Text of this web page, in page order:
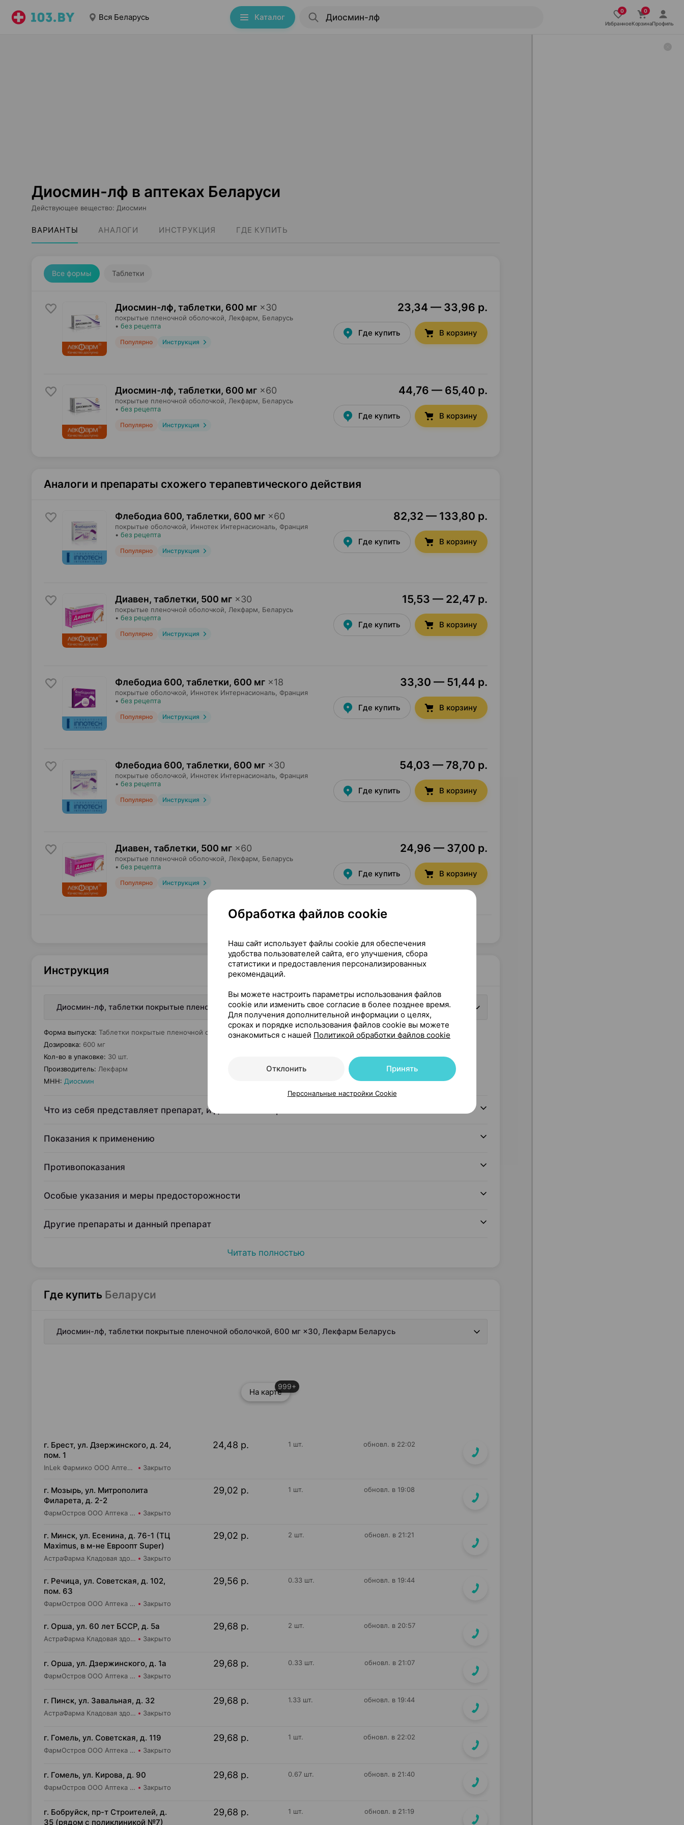
Вся Беларусь Каталог
ИзбранноеКорзинаПрофиль
Диосмин-лф в аптеках Беларуси
Действующее вещество: Диосмин
ВАРИАНТЫ АНАЛОГИ ИНСТРУКЦИЯ ГДЕ КУПИТЬ
Все формы Таблетки
Диосмин-лф, таблетки, 600 мг ×30
покрытые пленочной оболочкой, Лекфарм , Беларусь
• без рецепта
Популярно Инструкция
23,34 — 33,96 р.
Где купить В корзину
Диосмин-лф, таблетки, 600 мг ×60
покрытые пленочной оболочкой, Лекфарм , Беларусь
• без рецепта
Популярно Инструкция
44,76 — 65,40 р.
Где купить В корзину
Аналоги и препараты схожего терапевтического действия
Флебодиа 600, таблетки, 600 мг ×60
покрытые оболочкой, Иннотек Интернасиональ , Франция
• без рецепта
Популярно Инструкция
82,32 — 133,80 р.
Где купить В корзину
Диавен, таблетки, 500 мг ×30
покрытые пленочной оболочкой, Лекфарм , Беларусь
• без рецепта
Популярно Инструкция
15,53 — 22,47 р.
Где купить В корзину
Флебодиа 600, таблетки, 600 мг ×18
покрытые оболочкой, Иннотек Интернасиональ , Франция
• без рецепта
Популярно Инструкция
33,30 — 51,44 р.
Где купить В корзину
Флебодиа 600, таблетки, 600 мг ×30
покрытые оболочкой, Иннотек Интернасиональ , Франция
• без рецепта
Популярно Инструкция
54,03 — 78,70 р.
Где купить В корзину
Диавен, таблетки, 500 мг ×60
покрытые пленочной оболочкой, Лекфарм , Беларусь
• без рецепта
Популярно Инструкция
24,96 — 37,00 р.
Где купить В корзину
Инструкция
Диосмин-лф, таблетки покрытые пленочной оболочкой, 600 мг ×30, Лекфарм Беларусь
Форма выпуска: Таблетки покрытые пленочной оболочкой
Дозировка: 600 мг
Кол-во в упаковке: 30 шт.
Производитель: Лекфарм
МНН: Диосмин
Что из себя представляет препарат, и для чего его применяют
Показания к применению
Противопоказания
Особые указания и меры предосторожности
Другие препараты и данный препарат
Читать полностью
Где купить Беларуси
Диосмин-лф, таблетки покрытые пленочной оболочкой, 600 мг ×30, Лекфарм Беларусь
На карте
999+
г. Брест, ул. Дзержинского, д. 24,
пом. 1
InLek Фармико ООО Аптека №1 Закрыто
24,48 р. 1 шт. обновл. в 22:02
г. Мозырь, ул. Митрополита
Филарета, д. 2-2
ФармОстров ООО Аптека №18 Закрыто
29,02 р. 1 шт. обновл. в 19:08
г. Минск, ул. Есенина, д. 76-1 (ТЦ
Maximus, в м-не Евроопт Super)
АстраФарма Кладовая здоровья ООО Аптека №9 Закрыто
29,02 р. 2 шт. обновл. в 21:21
г. Речица, ул. Советская, д. 102,
пом. 63
ФармОстров ООО Аптека №23 на Советской Закрыто
29,56 р. 0.33 шт. обновл. в 19:44
г. Орша, ул. 60 лет БССР, д. 5а
АстраФарма Кладовая здоровья ООО Аптека №3 Закрыто
29,68 р. 2 шт. обновл. в 20:57
г. Орша, ул. Дзержинского, д. 1а
ФармОстров ООО Аптека №19 на Дзержинского Закрыто
29,68 р. 0.33 шт. обновл. в 21:07
г. Пинск, ул. Завальная, д. 32
АстраФарма Кладовая здоровья ООО Аптека №1 Закрыто
29,68 р. 1.33 шт. обновл. в 19:44
г. Гомель, ул. Советская, д. 119
ФармОстров ООО Аптека №11 на Советской Закрыто
29,68 р. 1 шт. обновл. в 22:02
г. Гомель, ул. Кирова, д. 90
ФармОстров ООО Аптека №8 на Кирова Закрыто
29,68 р. 0.67 шт. обновл. в 21:40
г. Бобруйск, пр-т Строителей, д.
35 (рядом с поликлиникой №7)
29,68 р. 1 шт. обновл. в 21:19
Обработка файлов cookie
Наш сайт использует файлы cookie для обеспечения
удобства пользователей сайта, его улучшения, сбора
статистики и предоставления персонализированных
рекомендаций.
Вы можете настроить параметры использования файлов
cookie или изменить свое согласие в более позднее время.
Для получения дополнительной информации о целях,
сроках и порядке использования файлов cookie вы можете
ознакомиться с нашей Политикой обработки файлов cookie
Отклонить Принять
Персональные настройки Cookie